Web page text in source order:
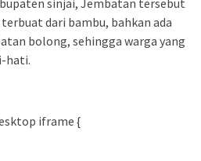
dari bambu, bahkan ada
bolong, sehingga warga yang
hati.
iframe {